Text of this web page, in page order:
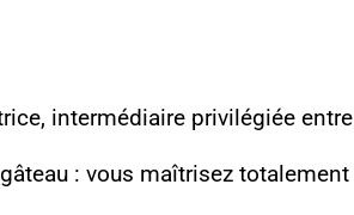
intermédiaire privilégiée entre
: vous maîtrisez totalement